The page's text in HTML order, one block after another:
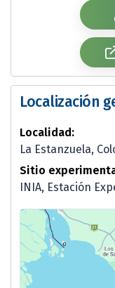
Localización
Localidad:
La Estanzuela,
Sitio
INIA, Estación